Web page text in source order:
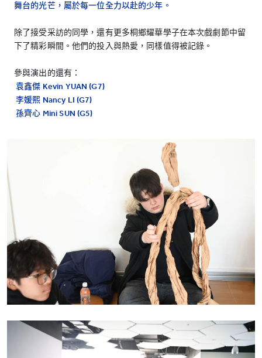
舞台的光芒，屬於每一位全力以赴的少年。
除了接受采訪的同學，還有更多桐鄉耀華學子在本次戲劇節中留
下了精彩瞬間。他們的投入與熱愛，同樣值得被記錄。
參與演出的還有：
袁鑫傑 Kevin YUAN (G7)
李媛熙 Nancy LI (G7)
孫齊心 Mini SUN (G5)